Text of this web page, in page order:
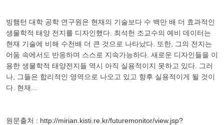
빙햄턴 대학 공학 연구원은 현재의 기술보다 수 백만 배 더 효과적인
생물학적 태양 전지를 디자인했다. 최석헌 조교수의 예비 데이터는
현재 기술에 비해 수천배 더 큰 것으로 나타났다. 또한, 그의 전지는
어둠 속에서도 반응하며 스스로 지속가능하다. 새로운 디자인들을 이
용한 생물학적 태양전지들 역시 아직 실용적이지 못하고 있다. 그러
나, 그들은 합리적인 영역으로 나오고 있고 향후 실용적이게 될 것이
다. 현재...
원문출처 : http://mirian.kisti.re.kr/futuremonitor/view.jsp?